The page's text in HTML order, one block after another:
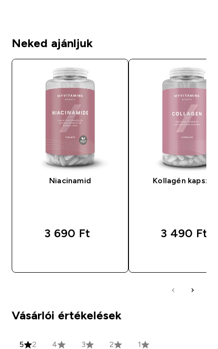
Neked ajánljuk
Niacinamid
3 690 Ft‎
Kollagén
3 490 Ft‎
Vásárlói értékelések
5 2 4 3 2 1